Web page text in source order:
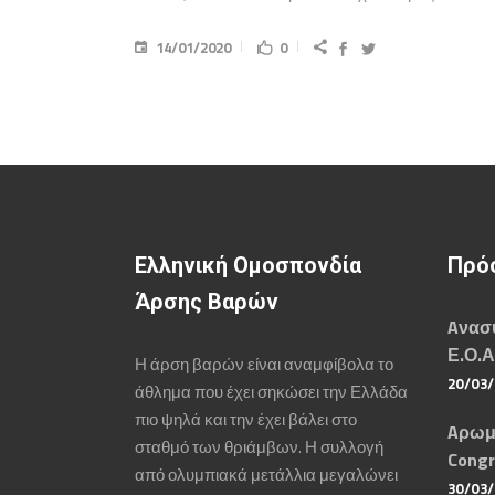
14/01/2020 0
Ελληνική Ομοσπονδία
Άρσης Βαρών
Η άρση βαρών είναι αναμφίβολα το
άθλημα που έχει σηκώσει την Ελλάδα
πιο ψηλά και την έχει βάλει στο
σταθμό των θριάμβων. Η συλλογή
από ολυμπιακά μετάλλια μεγαλώνει
20/
30/